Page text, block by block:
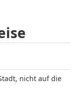
nicht auf die